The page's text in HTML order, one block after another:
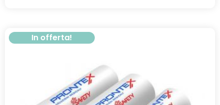
In offerta!